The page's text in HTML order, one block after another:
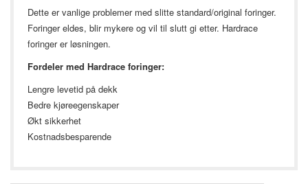
Dette er vanlige problemer med slitte standard/original foringer.
Foringer eldes, blir mykere og vil til slutt gi etter. Hardrace
foringer er løsningen.
Fordeler med Hardrace foringer:
Lengre levetid på dekk
Bedre kjøreegenskaper
Økt sikkerhet
Kostnadsbesparende